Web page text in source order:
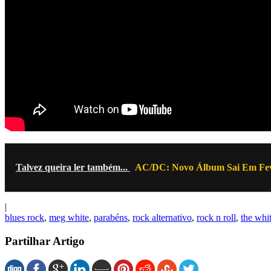
Talvez queira ler também... AC/DC: Novo Álbum Sai Em
|
blues rock, meg white, parabéns, rock alternativo, rock n roll, the
Partilhar Artigo